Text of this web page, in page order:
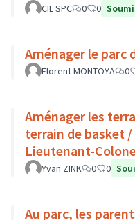
CIL SPC 0 0
Aménager le parc
Florent MONTOYA 0
Aménager les
terrain de basket
Lieutenant-
Yvan ZINK 0 0
Au parc, les